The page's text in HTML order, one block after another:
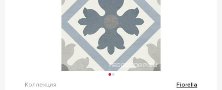
Коллекция
Fiorella